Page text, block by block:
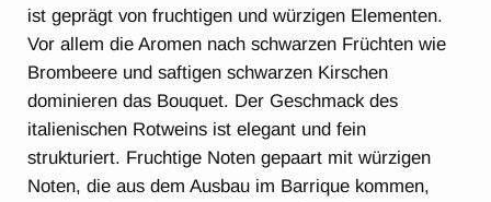
ist geprägt von fruchtigen und würzigen Elementen.
Vor allem die Aromen nach schwarzen Früchten wie
Brombeere und saftigen schwarzen Kirschen
dominieren das Bouquet. Der Geschmack des
italienischen Rotweins ist elegant und fein
strukturiert. Fruchtige Noten gepaart mit würzigen
Noten, die aus dem Ausbau im Barrique kommen,